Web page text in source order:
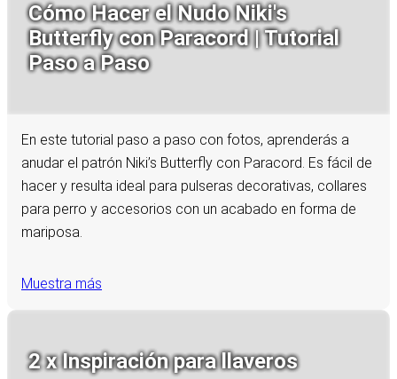
Cómo Hacer el Nudo Niki's
Butterfly con Paracord | Tutorial
Paso a Paso
En este tutorial paso a paso con fotos, aprenderás a
anudar el patrón Niki’s Butterfly con Paracord. Es fácil de
hacer y resulta ideal para pulseras decorativas, collares
para perro y accesorios con un acabado en forma de
mariposa.
Muestra más
2 x Inspiración para llaveros